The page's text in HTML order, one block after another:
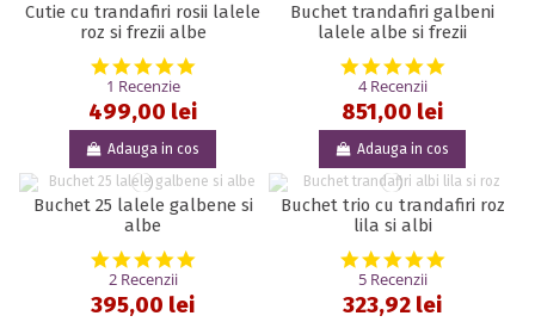
Cutie cu trandafiri rosii lalele
roz si frezii albe
5.0 star rating
1 Recenzie
499,00 lei
Adauga in cos
Buchet trandafiri galbeni
lalele albe si frezii
5.0 star
4 Recenzii
851,00 lei
Adauga in cos
Buchet 25 lalele galbene si
albe
5.0 star rating
2 Recenzii
395,00 lei
Buchet trio cu trandafiri roz
lila si albi
5.0 star
5 Recenzii
323,92 lei